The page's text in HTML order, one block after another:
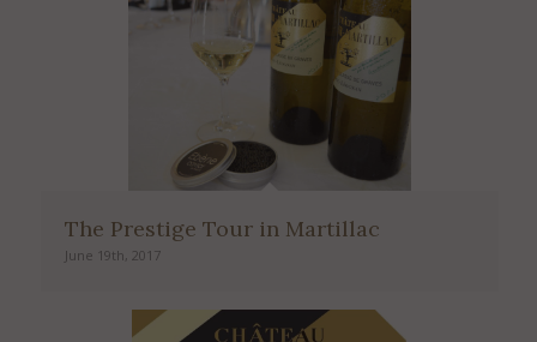
The Prestige Tour in Martillac
June 19th, 2017